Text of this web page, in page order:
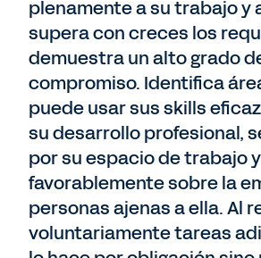
plenamente a su trabajo y
supera con creces los
demuestra un alto grado
compromiso. Identifica
puede usar sus skills
su desarrollo profesional,
por su espacio de trabajo
favorablemente sobre la
personas ajenas a ella. Al
voluntariamente tareas